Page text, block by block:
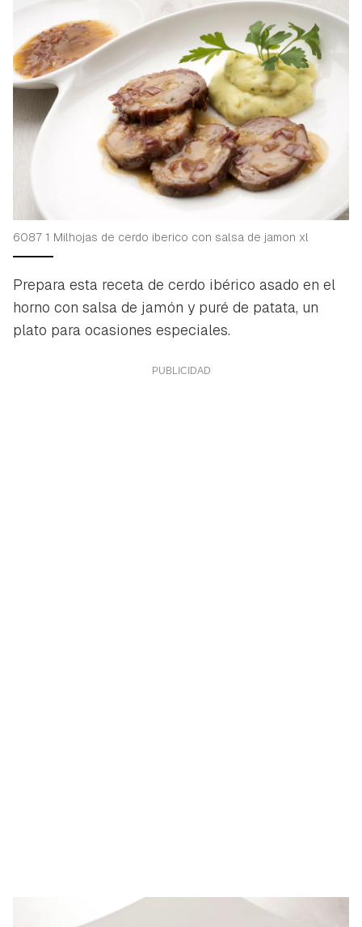
6087 1 Milhojas de cerdo iberico con salsa de jamon xl
Prepara esta receta de cerdo ibérico asado en el
horno con salsa de jamón y puré de patata, un
plato para ocasiones especiales.